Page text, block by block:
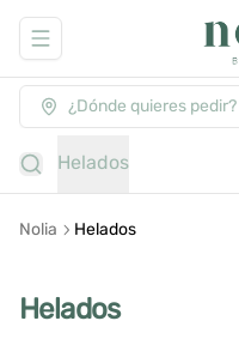
Abrir menu de navegación
¿Dónde quieres pedir?
Helados
Nolia Helados
Helados